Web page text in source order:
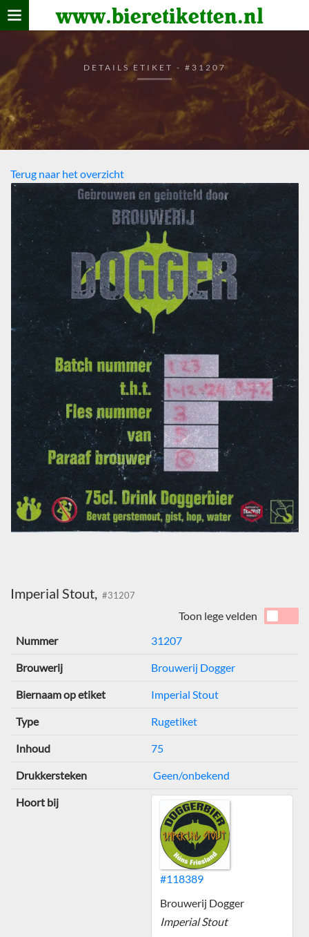
www.bieretiketten.nl
Home
verzamelen
De bierkaart
Bezoekers
DETAILS ETIKET - #31207
Terug naar het overzicht
Imperial Stout, #31207
Toon lege velden
Nummer
31207
Brouwerij Brouwerij Dogger
Biernaam op etiket Imperial Stout
Type Rugetiket
Inhoud 75
Drukkersteken Geen/onbekend
Hoort bij
#118389
Brouwerij Dogger
Imperial Stout